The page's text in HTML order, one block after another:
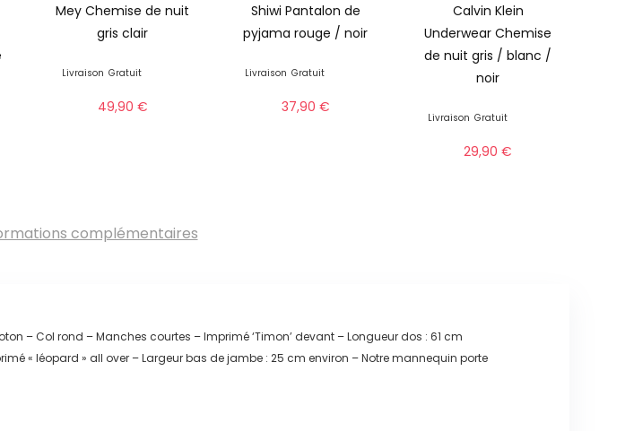
Mey Chemise de nuit
gris clair
Livraison Gratuit
49,90 €
Shiwi Pantalon de
pyjama rouge / noir
Livraison Gratuit
37,90 €
Calvin Klein
Underwear Chemise
de nuit gris / blanc /
noir
Livraison Gratuit
29,90€
complémentaires
– Col rond – Manches courtes – Imprimé ‘Timon’ devant – Longueur dos : 61 cm
« léopard » all over – Largeur bas de jambe : 25 cm environ – Notre mannequin porte